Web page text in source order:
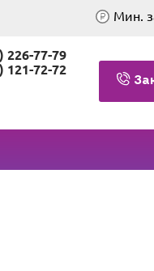
Мин.
226-77-79
121-72-72